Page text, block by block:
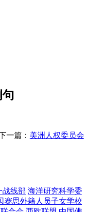
篇： 美洲人权委员会
战线部 海洋研究科学委
赛思外籍人员子女学校